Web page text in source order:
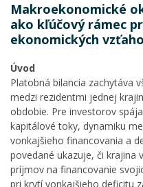
Makroekonomické
ako kľúčový rámec
ekonomických
Úvod
Platobná bilancia zachytáva
medzi rezidentmi jednej
obdobie. Pre investorov
kapitálové toky, dynamiku
vonkajšieho financovania a
povedané ukazuje, či krajina
príjmov na financovanie
pri krytí vonkajšieho deficitu